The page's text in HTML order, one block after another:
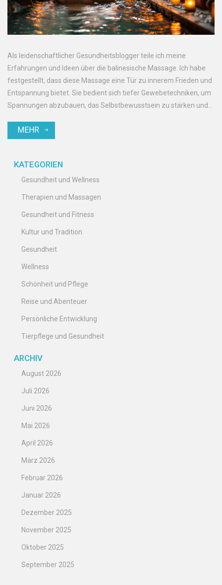
Als leidenschaftlicher Gesundheitsblogger teile ich meine
Erfahrungen und Ideen über die balinesische Massage. Ich habe
festgestellt, dass diese Massage eine Tür zu innerem Frieden und
Entspannung bietet. Sie bedient sich tiefer Gewebetechniken, um
Spannungen abzubauen, das Selbstbewusstsein zu stärken und
mehr über diese heilsame Praktik zu erfahren - ein Weg, um in
MEHR
KATEGORIEN
Gesundheit und Wellness
Therapien und Massagen
Gesundheit und Fitness
Kultur und Tradition
Gesundheit
Wellness
Schönheit und Pflege
Reise und Abenteuer
Persönliche Entwicklung
Tierpflege und Gesundheit
ARCHIV
August 2026
Juli 2026
Juni 2026
Mai 2026
April 2026
März 2026
Februar 2026
Januar 2026
Dezember 2025
November 2025
Oktober 2025
September 2025